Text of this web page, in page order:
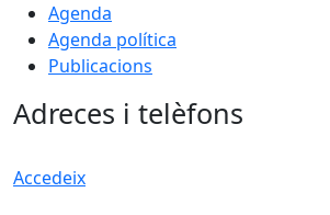
Agenda
Agenda política
Publicacions
Adreces i telèfons
Accedeix